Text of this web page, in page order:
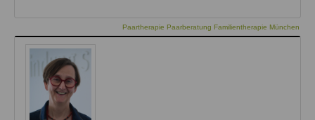
Paartherapie Paarberatung Familientherapie München